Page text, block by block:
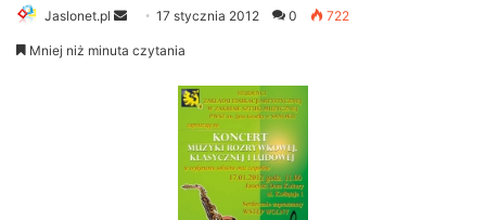
Jaslonet.pl 17 stycznia 2012 0 722
Mniej niż minuta czytania